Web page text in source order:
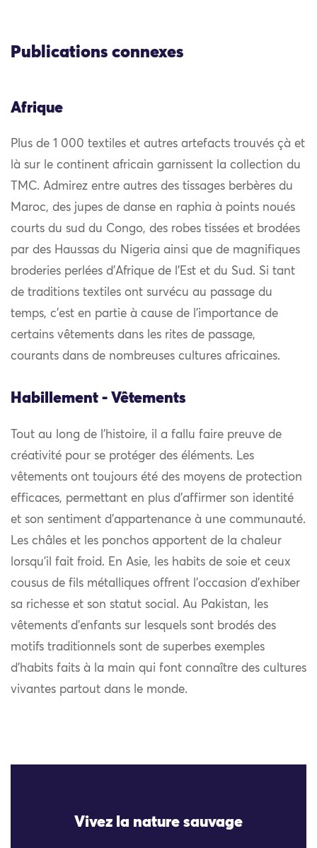
Publications connexes
Afrique
Plus de 1 000 textiles et autres artefacts trouvés çà et
là sur le continent africain garnissent la collection du
TMC. Admirez entre autres des tissages berbères du
Maroc, des jupes de danse en raphia à points noués
courts du sud du Congo, des robes tissées et brodées
par des Haussas du Nigeria ainsi que de magnifiques
broderies perlées d’Afrique de l’Est et du Sud. Si tant
de traditions textiles ont survécu au passage du
temps, c’est en partie à cause de l’importance de
certains vêtements dans les rites de passage,
courants dans de nombreuses cultures africaines.
Habillement - Vêtements
Tout au long de l’histoire, il a fallu faire preuve de
créativité pour se protéger des éléments. Les
vêtements ont toujours été des moyens de protection
efficaces, permettant en plus d’affirmer son identité
et son sentiment d’appartenance à une communauté.
Les châles et les ponchos apportent de la chaleur
lorsqu’il fait froid. En Asie, les habits de soie et ceux
cousus de fils métalliques offrent l’occasion d’exhiber
sa richesse et son statut social. Au Pakistan, les
vêtements d’enfants sur lesquels sont brodés des
motifs traditionnels sont de superbes exemples
d’habits faits à la main qui font connaître des cultures
vivantes partout dans le monde.
Vivez la nature sauvage